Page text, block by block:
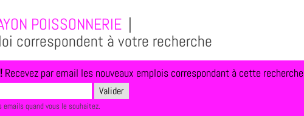
POISSONNERIE
correspondent à votre recherche
Recevez par email les nouveaux emplois correspondant à cette recherche
quand vous le souhaitez.